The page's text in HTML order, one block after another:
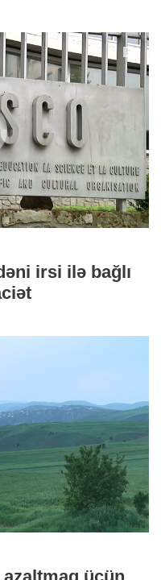
irsi ilə bağlı